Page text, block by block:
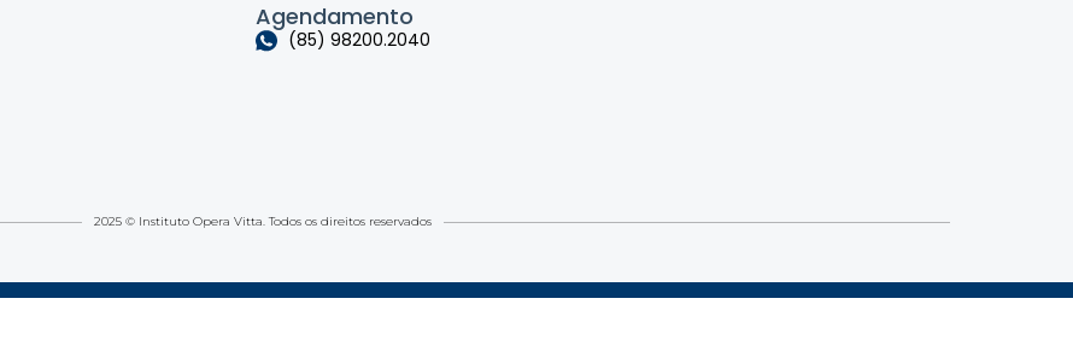
Agendamento
(85) 98200.2040
2025 © Instituto Opera Vitta. Todos os direitos reservados